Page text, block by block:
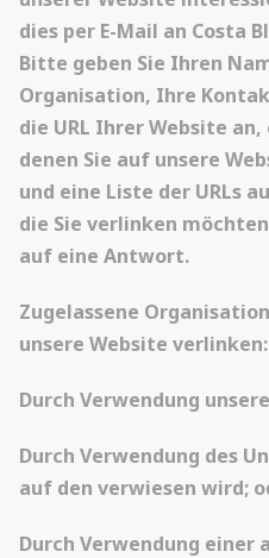
dies per E-Mail an Costa
Bitte geben Sie Ihren
Organisation, Ihre
die URL Ihrer Website
denen Sie auf unsere
und eine Liste der URLs
die Sie verlinken
auf eine Antwort.
Zugelassene
unsere Website verlinken:
Durch Verwendung
Durch Verwendung des
auf den verwiesen wird;
Durch Verwendung einer